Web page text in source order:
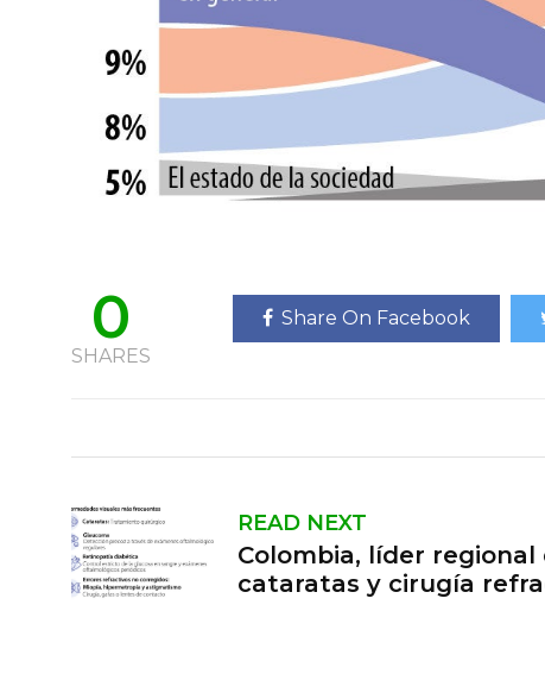
0
SHARES
Share On Facebook
READ NEXT
Colombia, líder
cataratas y cirugía